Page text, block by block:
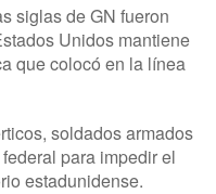
siglas de GN fueron
Unidos mantiene
que colocó en la línea
soldados armados
para impedir el
estadunidense.